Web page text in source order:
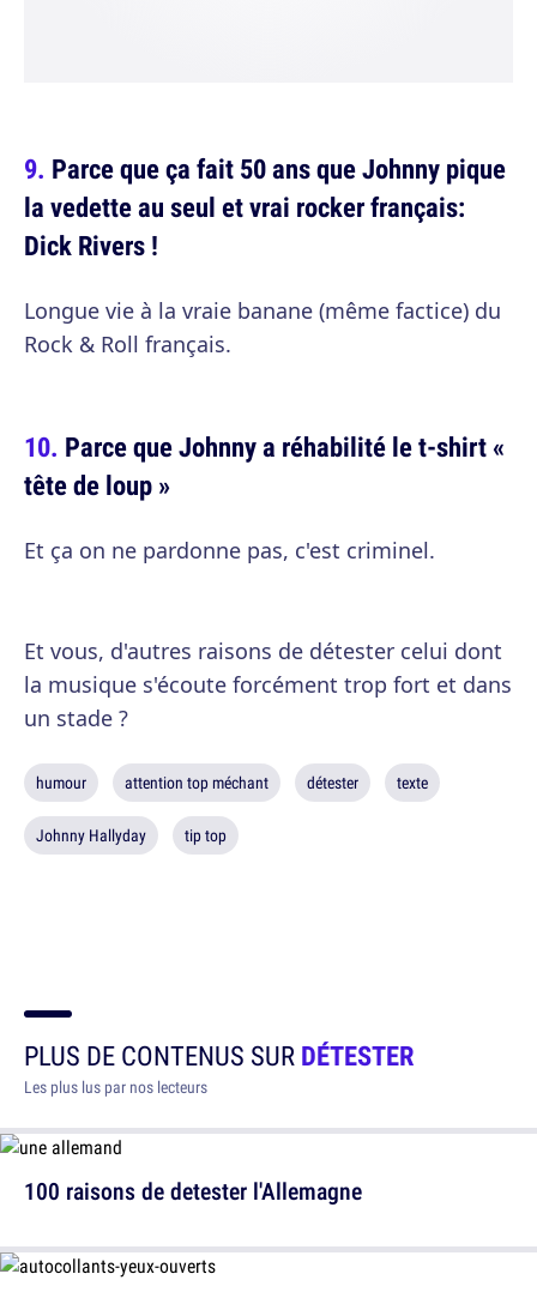
Parce que ça fait 50 ans que Johnny pique
la vedette au seul et vrai rocker français:
Dick Rivers !
Longue vie à la vraie banane (même factice) du
Rock & Roll français.
Parce que Johnny a réhabilité le t-shirt «
tête de loup »
Et ça on ne pardonne pas, c'est criminel.
Et vous, d'autres raisons de détester celui dont
la musique s'écoute forcément trop fort et dans
un stade ?
humour attention top méchant détester texte
Johnny Hallyday tip top
PLUS DE CONTENUS SURDÉTESTER
Les plus lus par nos lecteurs
100 raisons de detester l'Allemagne